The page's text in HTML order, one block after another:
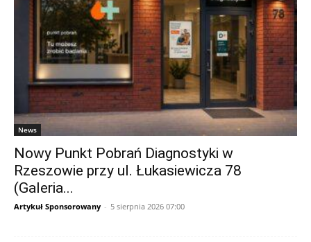
News
Nowy Punkt Pobrań Diagnostyki w
Rzeszowie przy ul. Łukasiewicza 78
(Galeria...
Artykuł Sponsorowany - 5 sierpnia 2026 07:00